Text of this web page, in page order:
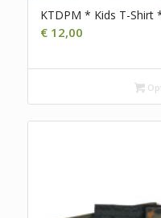
KTDPM * Kids T-Shirt
€12,00